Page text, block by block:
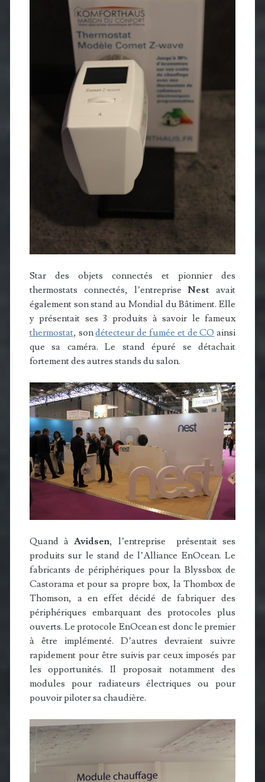
Star des objets connectés et pionnier des
thermostats connectés, l’entrepriseNest avait
également son stand au Mondial du Bâtiment. Elle
y présentait ses 3 produits à savoir le fameux
thermostat, sondétecteur de fumée et de CO ainsi
que sa caméra. Le stand épuré se détachait
fortement des autres stands du salon.
Quand àAvidsen, l’entreprise présentait ses
produits sur le stand de l’Alliance EnOcean. Le
fabricants de périphériques pour la Blyssbox de
Castorama et pour sa propre box, la Thombox de
Thomson, a en effet décidé de fabriquer des
périphériques embarquant des protocoles plus
ouverts. Le protocole EnOcean est donc le premier
à être implémenté. D’autres devraient suivre
rapidement pour être suivis par ceux imposés par
les opportunités. Il proposait notamment des
modules pour radiateurs électriques ou pour
pouvoir piloter sa chaudière.